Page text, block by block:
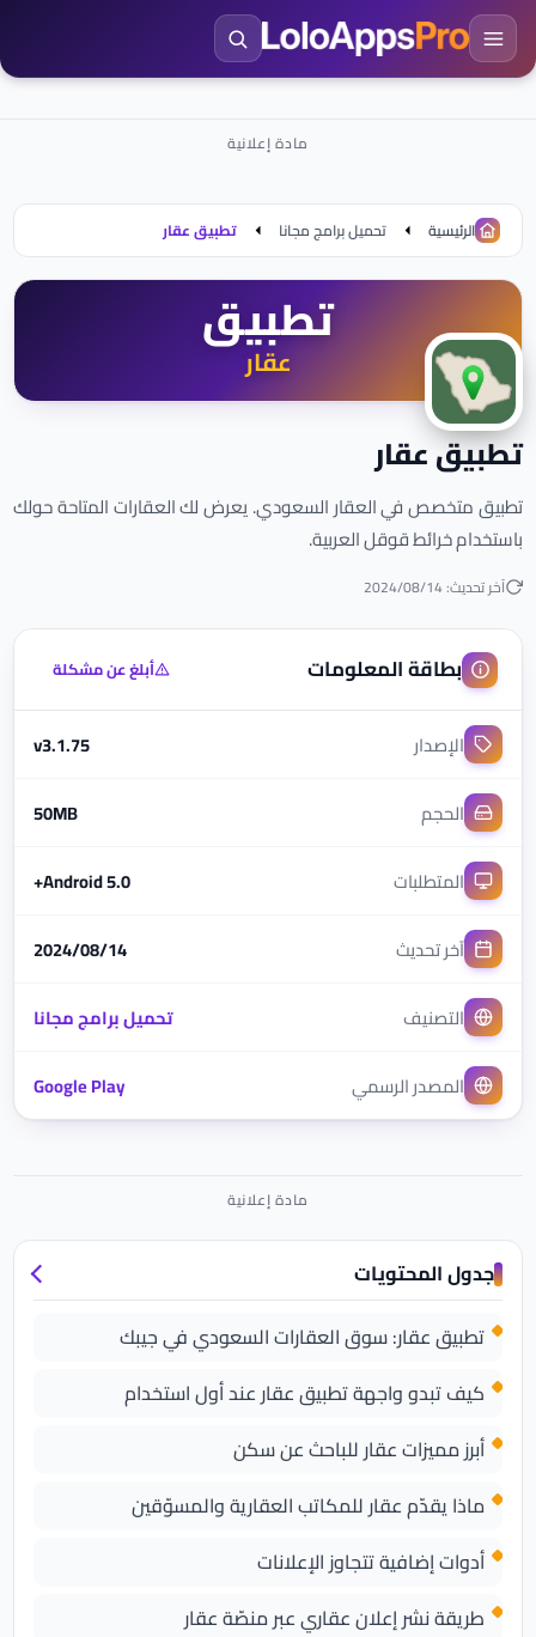
الرئيسية تحميل برامج مجانا تطبيق عقار
تطبيق
عقار
تطبيق عقار
تطبيق متخصص في العقار السعودي. يعرض لك العقارات المتاحة حولك
باستخدام خرائط قوقل العربية.
آخر تحديث: 2024/08/14
بطاقة المعلومات أبلغ عن مشكلة
الإصدار v3.1.75
الحجم 50MB
المتطلبات Android 5.0+
آخر تحديث 2024/08/14
التصنيف تحميل برامج مجانا
المصدر الرسمي Google Play
جدول المحتويات
تطبيق عقار: سوق العقارات السعودي في جيبك
كيف تبدو واجهة تطبيق عقار عند أول استخدام
أبرز مميزات عقار للباحث عن سكن
ماذا يقدّم عقار للمكاتب العقارية والمسوّقين
أدوات إضافية تتجاوز الإعلانات
طريقة نشر إعلان عقاري عبر منصّة عقار